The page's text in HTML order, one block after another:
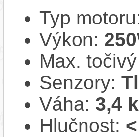
Typ
Výkon:
Max.
Senzory:
Váha: 3,4
Hlučnost: